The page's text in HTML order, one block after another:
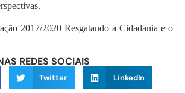
2020 Resgatando a Cidadania e o
REDES SOCIAIS
Twitter LinkedIn